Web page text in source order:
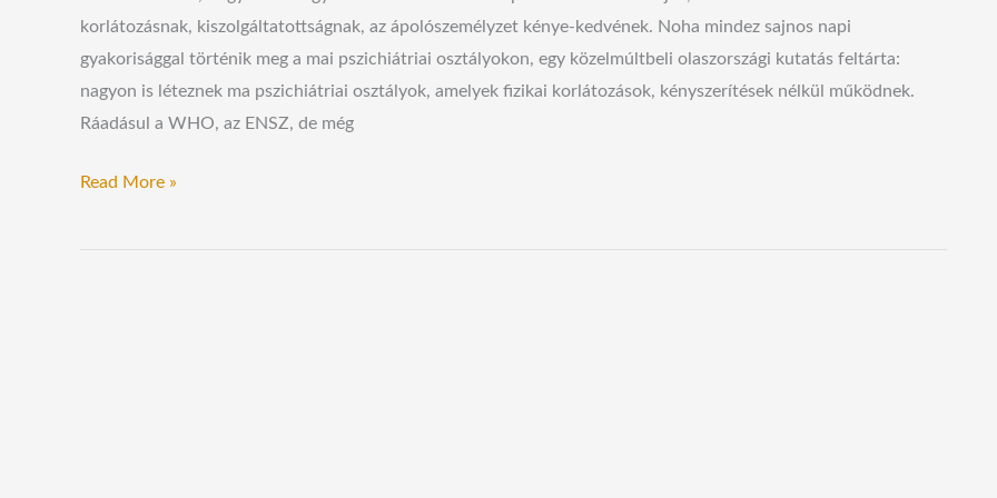
korlátozásnak, kiszolgáltatottságnak, az ápolószemélyzet kénye-kedvének. Noha mindez sajnos napi
gyakorisággal történik meg a mai pszichiátriai osztályokon, egy közelmúltbeli olaszországi kutatás feltárta:
nagyon is léteznek ma pszichiátriai osztályok, amelyek fizikai korlátozások, kényszerítések nélkül működnek.
Ráadásul a WHO, az ENSZ, de még
Read More »